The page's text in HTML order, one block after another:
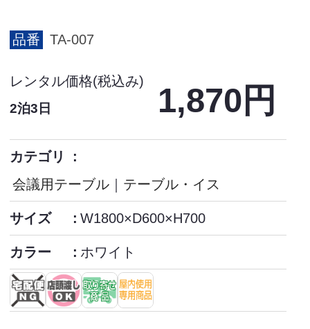
品番 TA-007
レンタル価格(税込み)
2泊3日 1,870円
カテゴリ
会議用テーブル ｜ テーブル・イス
サイズ W1800×D600×H700
カラー ホワイト